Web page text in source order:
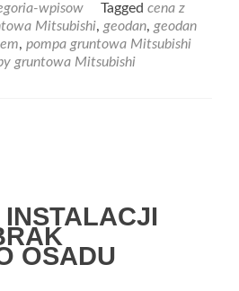
about
Inverterowa
pompa
ciepła
wpisow Tagged cena z
Mitsubishi, geodan, geodan
, pompa gruntowa Mitsubishi
gruntowa Mitsubishi
OSADU